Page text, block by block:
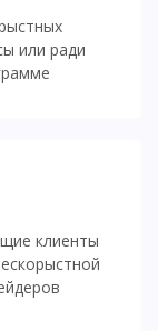
или ради
клиенты